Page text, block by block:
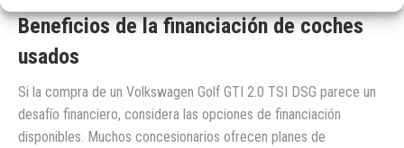
Beneficios de la financiación de coches
usados
Si la compra de un Volkswagen Golf GTI 2.0 TSI DSG parece un
desafío financiero, considera las opciones de financiación
disponibles. Muchos concesionarios ofrecen planes de